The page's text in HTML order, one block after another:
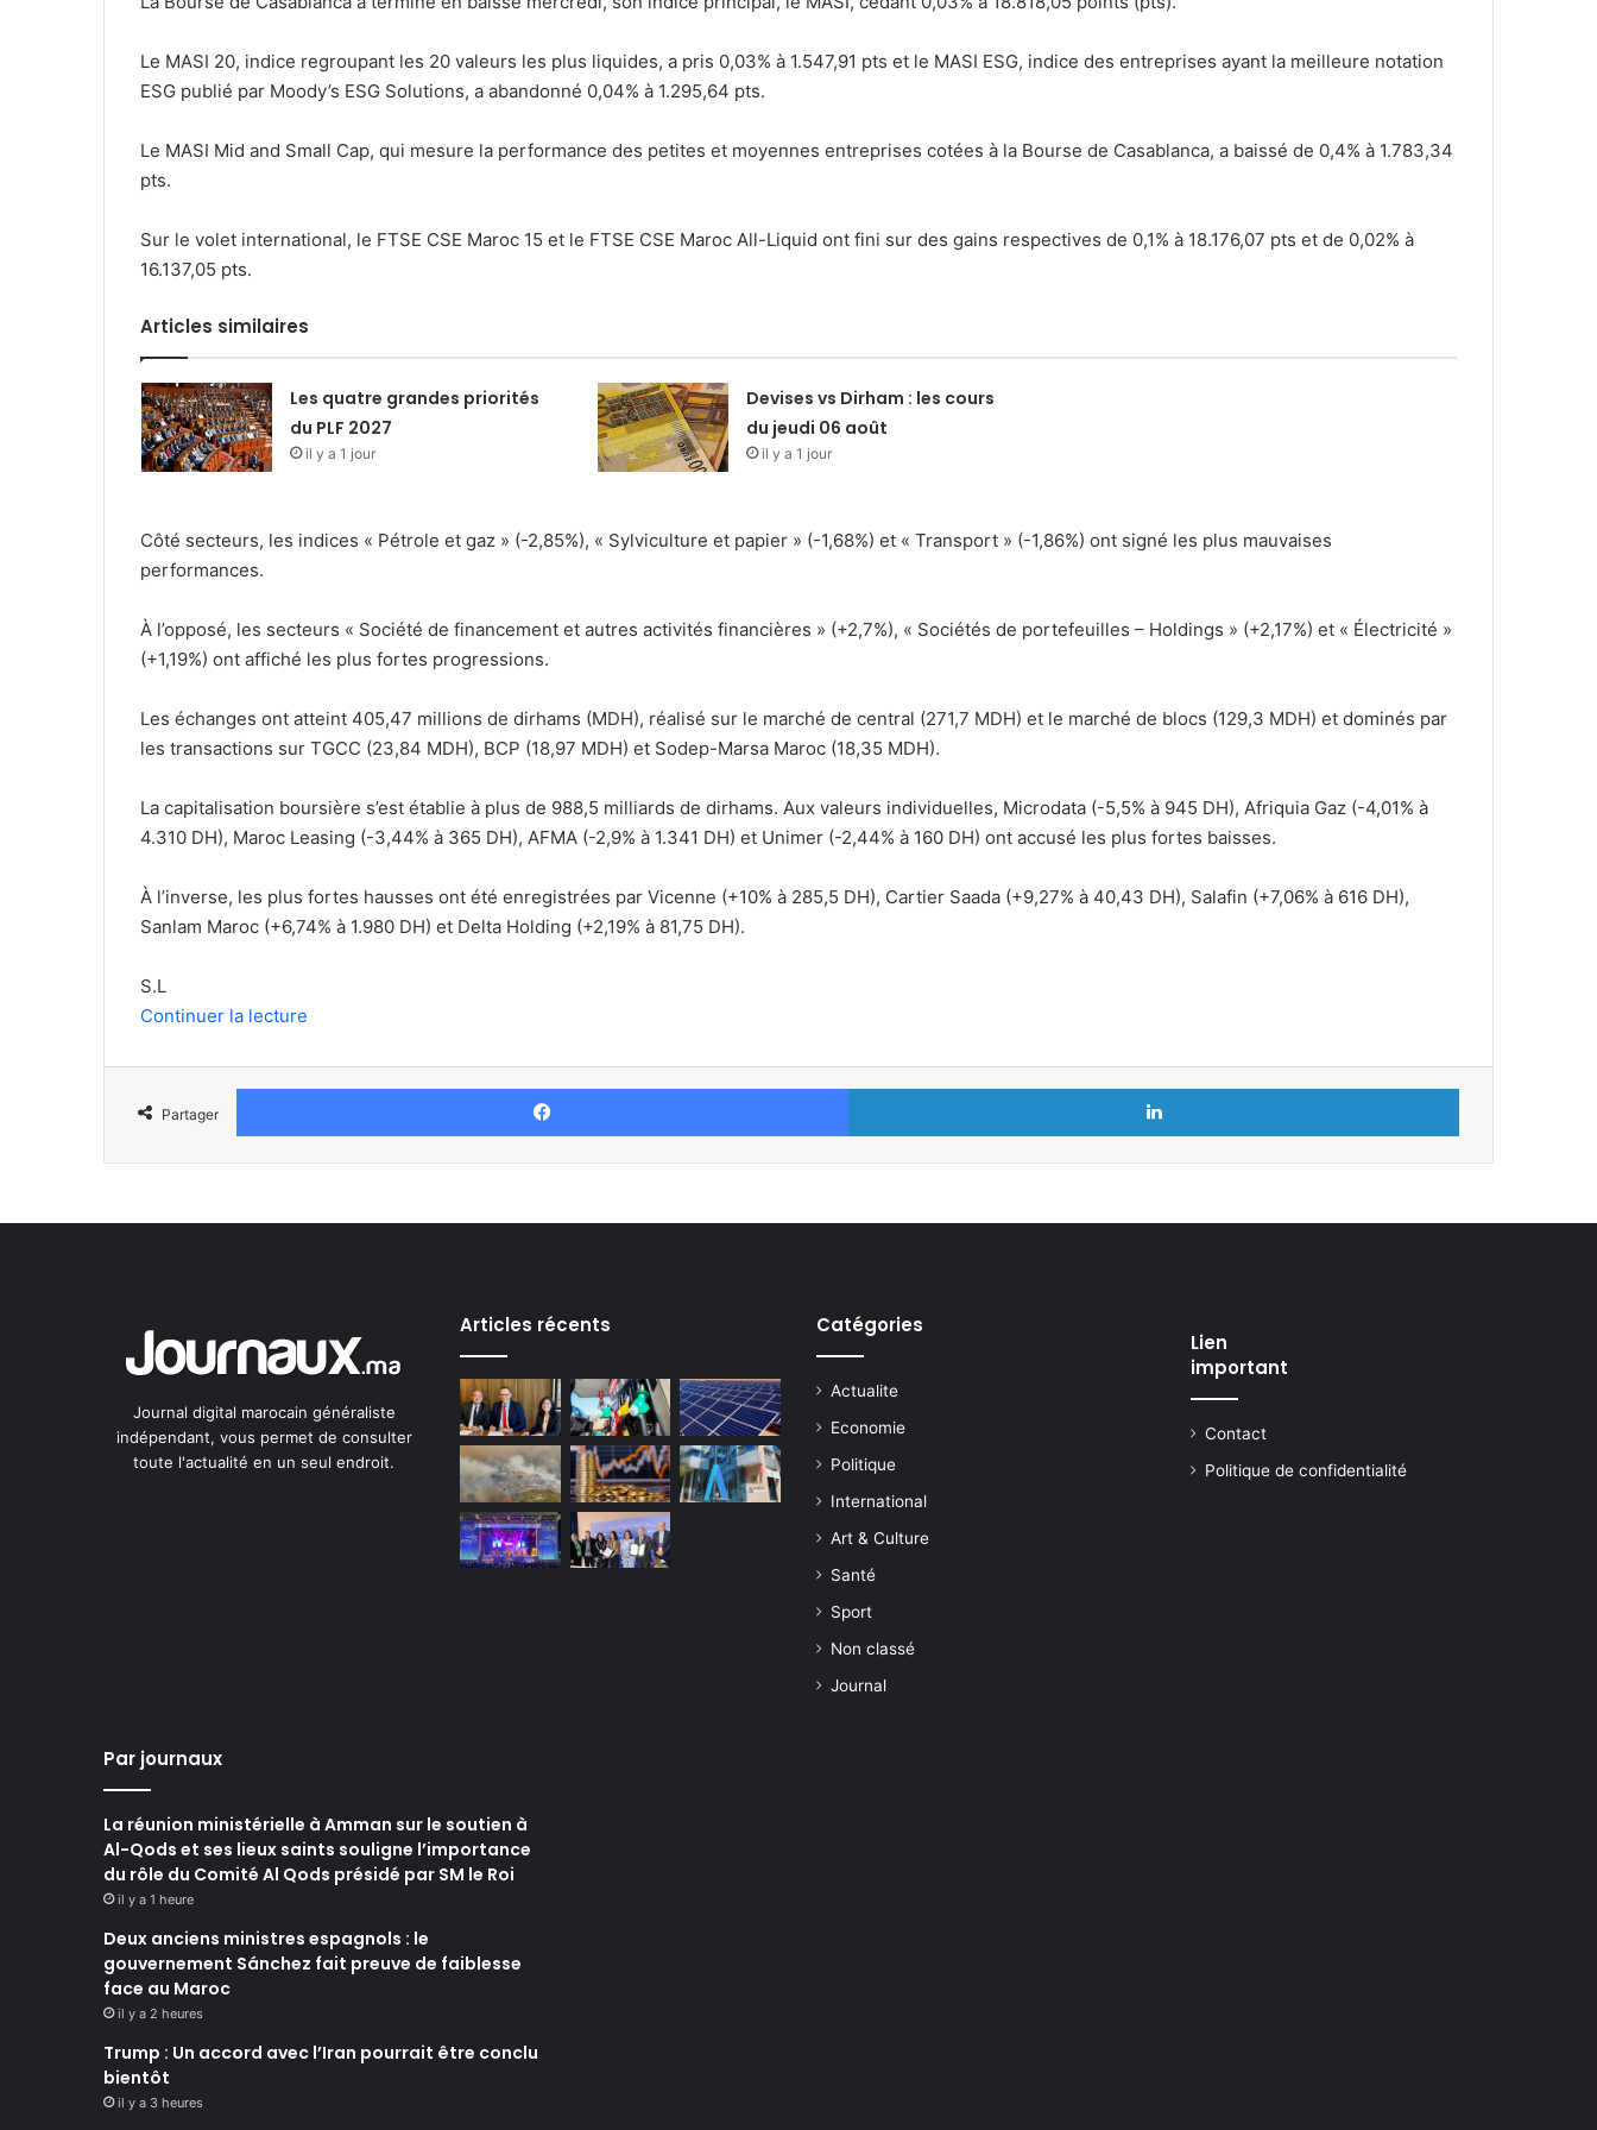
Le MASI 20, indice regroupant les 20 valeurs les plus liquides, a pris 0,03% à 1.547,91 pts et le MASI ESG, indice des entreprises ayant la meilleure notation
ESG publié par Moody’s ESG Solutions, a abandonné 0,04% à 1.295,64 pts.
Le MASI Mid and Small Cap, qui mesure la performance des petites et moyennes entreprises cotées à la Bourse de Casablanca, a baissé de 0,4% à 1.783,34
pts.
Sur le volet international, le FTSE CSE Maroc 15 et le FTSE CSE Maroc All-Liquid ont fini sur des gains respectives de 0,1% à 18.176,07 pts et de 0,02% à
16.137,05 pts.
Articles similaires
Les quatre grandes priorités
du PLF 2027
il y a 1 jour
Devises vs Dirham : les cours
du jeudi 06 août
il y a 1 jour
Côté secteurs, les indices « Pétrole et gaz » (-2,85%), « Sylviculture et papier » (-1,68%) et « Transport » (-1,86%) ont signé les plus mauvaises
performances.
À l’opposé, les secteurs « Société de financement et autres activités financières » (+2,7%), « Sociétés de portefeuilles – Holdings » (+2,17%) et « Électricité »
(+1,19%) ont affiché les plus fortes progressions.
Les échanges ont atteint 405,47 millions de dirhams (MDH), réalisé sur le marché de central (271,7 MDH) et le marché de blocs (129,3 MDH) et dominés par
les transactions sur TGCC (23,84 MDH), BCP (18,97 MDH) et Sodep-Marsa Maroc (18,35 MDH).
La capitalisation boursière s’est établie à plus de 988,5 milliards de dirhams. Aux valeurs individuelles, Microdata (-5,5% à 945 DH), Afriquia Gaz (-4,01% à
4.310 DH), Maroc Leasing (-3,44% à 365 DH), AFMA (-2,9% à 1.341 DH) et Unimer (-2,44% à 160 DH) ont accusé les plus fortes baisses.
À l’inverse, les plus fortes hausses ont été enregistrées par Vicenne (+10% à 285,5 DH), Cartier Saada (+9,27% à 40,43 DH), Salafin (+7,06% à 616 DH),
Sanlam Maroc (+6,74% à 1.980 DH) et Delta Holding (+2,19% à 81,75 DH).
S.L
Continuer la lecture
Partager
Facebook Linkedin
Journal digital marocain généraliste
indépendant, vous permet de consulter
toute l'actualité en un seul endroit.
Articles récents Catégories
Actualite
Economie
Politique
International
Art & Culture
Santé
Sport
Non classé
Journal
Lien
important
Contact
Politique de confidentialité
Par journaux
La réunion ministérielle à Amman sur le soutien à
Al-Qods et ses lieux saints souligne l’importance
du rôle du Comité Al Qods présidé par SM le Roi
il y a 1 heure
Deux anciens ministres espagnols : le
gouvernement Sánchez fait preuve de faiblesse
face au Maroc
il y a 2 heures
Trump : Un accord avec l’Iran pourrait être conclu
bientôt
il y a 3 heures